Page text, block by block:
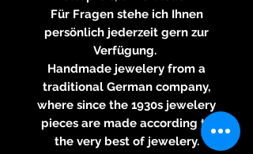
Für Fragen stehe ich Ihnen
persönlich jederzeit gern zur
Verfügung.
Handmade jewelery from a
traditional German company,
where since the 1930s jewelery
pieces are made according to
the very best of jewelery.